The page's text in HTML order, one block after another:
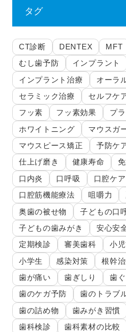
タグ
CT診断 DENTEX MFT
むし歯予防
インプラント
インプラント治療
オーラ
セラミック治療
セルフケ
フッ素
フッ素効果
プ
ホワイトニング
マウスガ
マウスピース矯正
予防ケ
仕上げ磨き
健康寿命
口内炎
口呼吸 口腔ケア
口腔筋機能療法
咀嚼力
奥歯の被せ物
子どもの口
子どもの歯みがき
安心安
定期検診
審美歯科 小
小学生
感染対策 根幹
歯が痛い
歯ぎしり
歯
歯のケガ予防
歯のトラブ
歯の詰め物
歯みがき習慣
歯科検診
歯科素材の比較